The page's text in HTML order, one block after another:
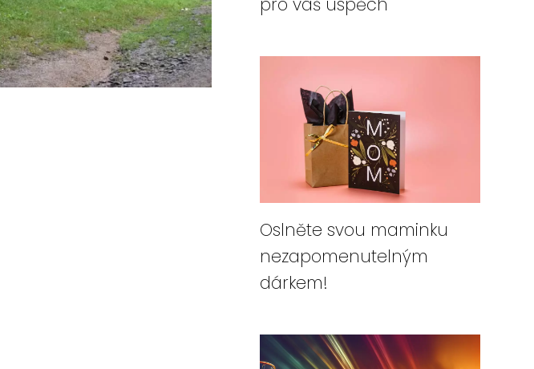
Oslněte svou maminku
nezapomenutelným
dárkem!